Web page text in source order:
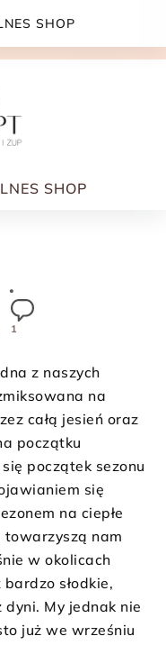
JUŻ OD
SHOP
1
z naszych
na
całą jesień oraz
początku
początek sezonu
się
na ciepłe
nam
w okolicach
słodkie,
dyni. My jednak nie
już we wrześniu
SHOP